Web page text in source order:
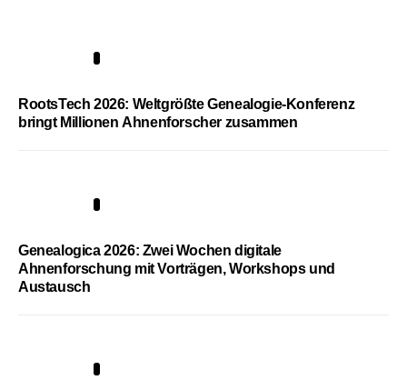
RootsTech 2026: Weltgrößte Genealogie-Konferenz
bringt Millionen Ahnenforscher zusammen
Genealogica 2026: Zwei Wochen digitale
Ahnenforschung mit Vorträgen, Workshops und
Austausch